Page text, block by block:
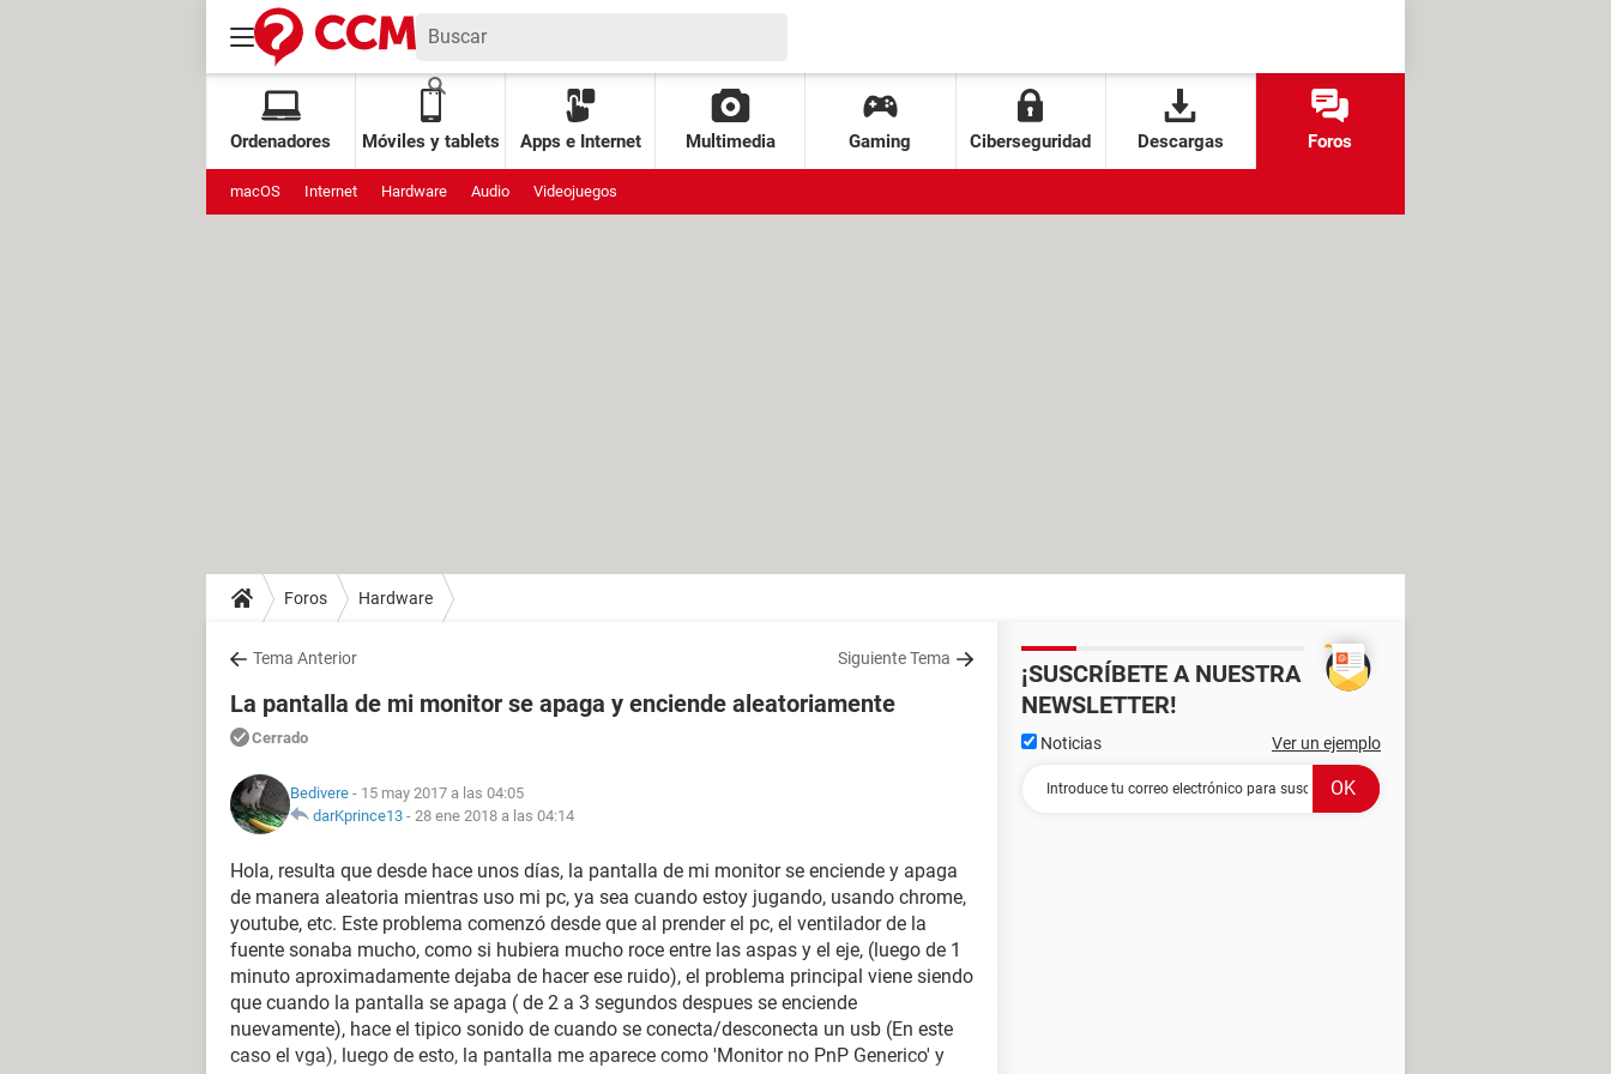
Ordenadores Móviles y tablets Apps e Internet Multimedia Gaming Ciberseguridad Descargas Foros
macOS Internet Hardware Audio Videojuegos
Foros Hardware
Tema Anterior Siguiente Tema
La pantalla de mi monitor se apaga y enciende aleatoriamente
Cerrado
Bedivere - 15 may 2017 a las 04:05
darKprince13 - 28 ene 2018 a las 04:14
Hola, resulta que desde hace unos días, la pantalla de mi monitor se enciende y apaga
de manera aleatoria mientras uso mi pc, ya sea cuando estoy jugando, usando chrome,
youtube, etc. Este problema comenzó desde que al prender el pc, el ventilador de la
fuente sonaba mucho, como si hubiera mucho roce entre las aspas y el eje, (luego de 1
minuto aproximadamente dejaba de hacer ese ruido), el problema principal viene siendo
que cuando la pantalla se apaga ( de 2 a 3 segundos despues se enciende
nuevamente), hace el tipico sonido de cuando se conecta/desconecta un usb (En este
caso el vga), luego de esto, la pantalla me aparece como 'Monitor no PnP Generico' y
¡SUSCRÍBETE A NUESTRA
NEWSLETTER!
Noticias Ver un ejemplo